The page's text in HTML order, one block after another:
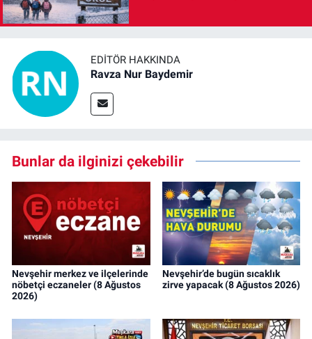
EDITÖR HAKKINDA
Ravza Nur Baydemir
Bunlar da ilginizi çekebilir
Nevşehir merkez ve ilçelerinde
nöbetçi eczaneler (8 Ağustos
2026)
Nevşehir’de bugün sıcaklık
zirve yapacak (8 Ağustos 2026)